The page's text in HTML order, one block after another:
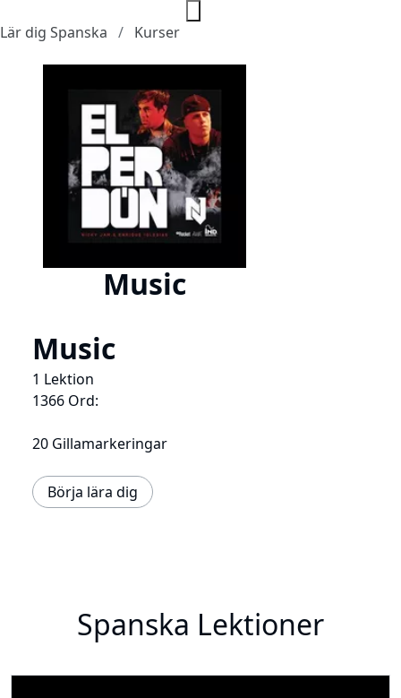
Lär dig Spanska Kurser
Music
Music
1 Lektion
1366 Ord:
20 Gillamarkeringar
Börja lära dig
Spanska Lektioner